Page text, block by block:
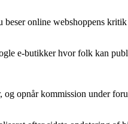
online webshoppens
e-butikker hvor folk kan
opnår kommission under